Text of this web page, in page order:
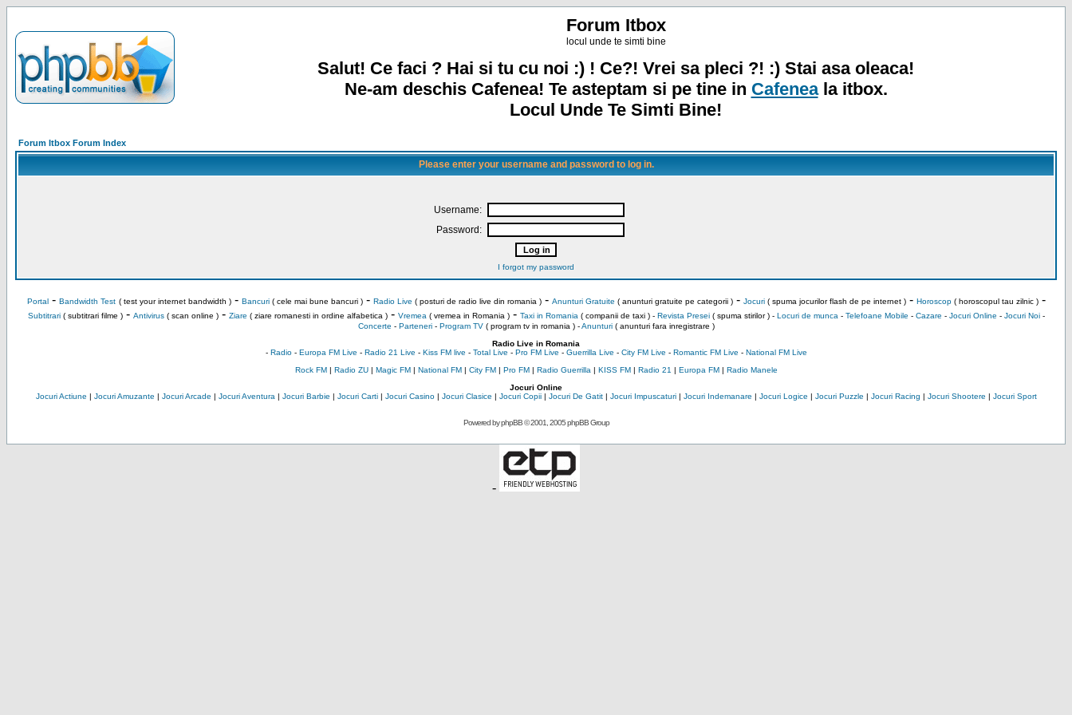
Forum Itbox
locul unde te simti bine
Salut! Ce faci ? Hai si tu cu noi :) ! Ce?! Vrei sa pleci ?! :) Stai asa oleaca!
Ne-am deschis Cafenea! Te asteptam si pe tine in Cafeneala itbox.
Locul Unde Te Simti Bine!
Forum Itbox Forum Index
Please enter your username and password to log in.
Username:
Password:
I forgot my password
Portal- Bandwidth Test ( test your internet bandwidth )- Bancuri( cele mai bune bancuri )- Radio Live ( posturi de radio live din romania )- Anunturi Gratuite ( anunturi gratuite pe categorii )- Jocuri( spuma jocurilor flash de pe internet )- Horoscop( horoscopul tau zilnic )-
Subtitrari( subtitrari filme )- Antivirus( scan online )- Ziare ( ziare romanesti in ordine alfabetica )- Vremea ( vremea in Romania )- Taxi in Romania ( companii de taxi ) - Revista Presei( spuma stirilor ) - Locuri de munca - Telefoane Mobile - Cazare - Jocuri Online - Jocuri Noi-
Concerte - Parteneri- Program TV( program tv in romania )-Anunturi( anunturi fara inregistrare )
Radio Live in Romania
- Radio- Europa FM Live - Radio 21 Live - Kiss FM live - Total Live - Pro FM Live - Guerrilla Live - City FM Live - Romantic FM Live - National FM Live
Rock FM| Radio ZU| Magic FM| National FM| City FM| Pro FM| Radio Guerrilla | KISS FM| Radio 21 | Europa FM| Radio Manele
Jocuri Online
Jocuri Actiune | Jocuri Amuzante | Jocuri Arcade | Jocuri Aventura | Jocuri Barbie | Jocuri Carti| Jocuri Casino| Jocuri Clasice | Jocuri Copii| Jocuri De Gatit| Jocuri Impuscaturi| Jocuri Indemanare | Jocuri Logice | Jocuri Puzzle | Jocuri Racing | Jocuri Shootere | Jocuri Sport
Powered byphpBB© 2001, 2005 phpBB Group
-